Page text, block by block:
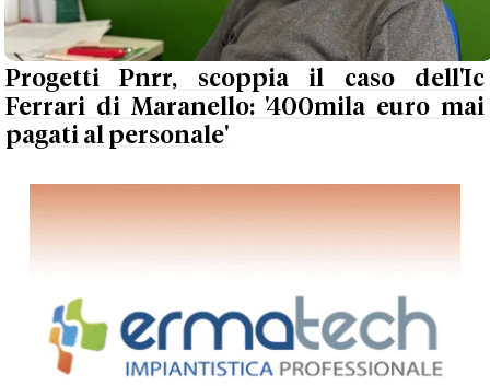
Progetti Pnrr, scoppia il caso dell'Ic
Ferrari di Maranello: '400mila euro mai
pagati al personale'